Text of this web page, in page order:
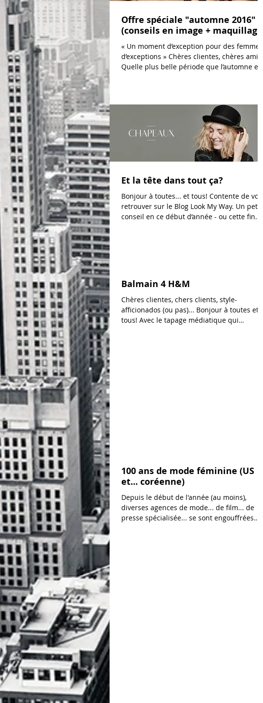
Offre spéciale "automne 2016"
(conseils en image + maquillage)
« Un moment d’exception pour des femmes
d’exceptions » Chères clientes, chères amies,
Quelle plus belle période que l’automne et
Et la tête dans tout ça?
Bonjour à toutes... et tous! Contente de vous
retrouver sur le Blog Look My Way. Un petit
conseil en ce début d’année - ou cette fin
Balmain 4 H&M
Chères clientes, chers clients, style-
afficionados (ou pas)... Bonjour à toutes et
tous! Avec le tapage médiatique qui
100 ans de mode féminine (US
et... coréenne)
Depuis le début de l'année (au moins),
diverses agences de mode... de film... de
presse spécialisée... se sont engouffrées